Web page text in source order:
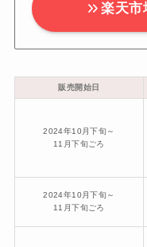
楽天市
販売開始日
2024年10月下旬～
11月下旬ごろ
2024年10月下旬～
11月下旬ごろ